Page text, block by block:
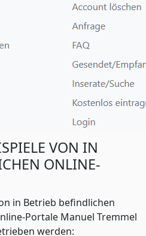
VON IN
ONLINE-
in Betrieb befindlichen
Portale Manuel Tremmel
werden: